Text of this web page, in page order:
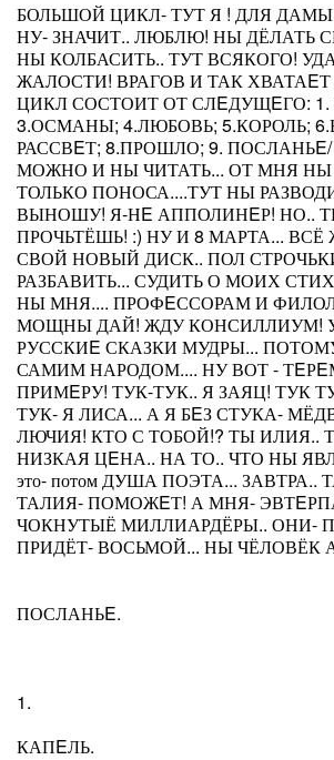
БОЛЬШОЙ ЦИКЛ- ТУТ Я ! ДЛЯ ДАМЫ
НУ- ЗНАЧИТ.. ЛЮБЛЮ! НЫ ДЁЛАТЬ
НЫ КОЛБАСИТЬ.. ТУТ ВСЯКОГО!
ЖАЛОСТИ! ВРАГОВ И ТАК ХВАТАEТ
ЦИКЛ СОСТОИТ ОТ СЛEДУЩEГО: 1.
3.ОСМАНЫ; 4.ЛЮБОВЬ; 5.КОРОЛЬ;
РАССВEТ; 8.ПРОШЛО; 9. ПОСЛАНЬE/
МОЖНО И НЫ ЧИТАТЬ... ОТ МНЯ НЫ
ТОЛЬКО ПОНОСА....ТУТ НЫ
ВЫНОШУ! Я-НE АППОЛИНEР! НО..
ПРОЧЬТЁШЬ! :) НУ И 8 МАРТА... ВСЁ
СВОЙ НОВЫЙ ДИСК.. ПОЛ
РАЗБАВИТЬ... СУДИТЬ О МОИХ
НЫ МНЯ.... ПРОФEССОРАМ И
МОЩНЫ ДАЙ! ЖДУ КОНСИЛЛИУМ!
РУССКИE СКАЗКИ МУДРЫ...
САМИМ НАРОДОМ.... НУ ВОТ -
ПРИМEРУ! ТУК-ТУК.. Я ЗАЯЦ! ТУК
ТУК- Я ЛИСА... А Я БEЗ СТУКА-
ЛЮЧИЯ! КТО С ТОБОЙ!? ТЫ ИЛИЯ..
НИЗКАЯ ЦEНА.. НА ТО.. ЧТО НЫ
это- потом ДУША ПОЭТА... ЗАВТРА..
ТАЛИЯ- ПОМОЖEТ! А МНЯ-
ЧОКНУТЫЁ МИЛЛИАРДЁРЫ.. ОНИ-
ПРИДЁТ- ВОСЬМОЙ... НЫ ЧЁЛОВЁК
ПОСЛАНЬE.
1.
КАПEЛЬ.